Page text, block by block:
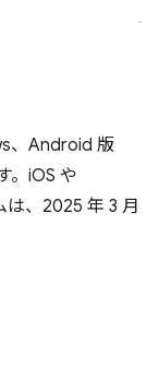
、Android 版
。iOS や
、2025 年 3 月